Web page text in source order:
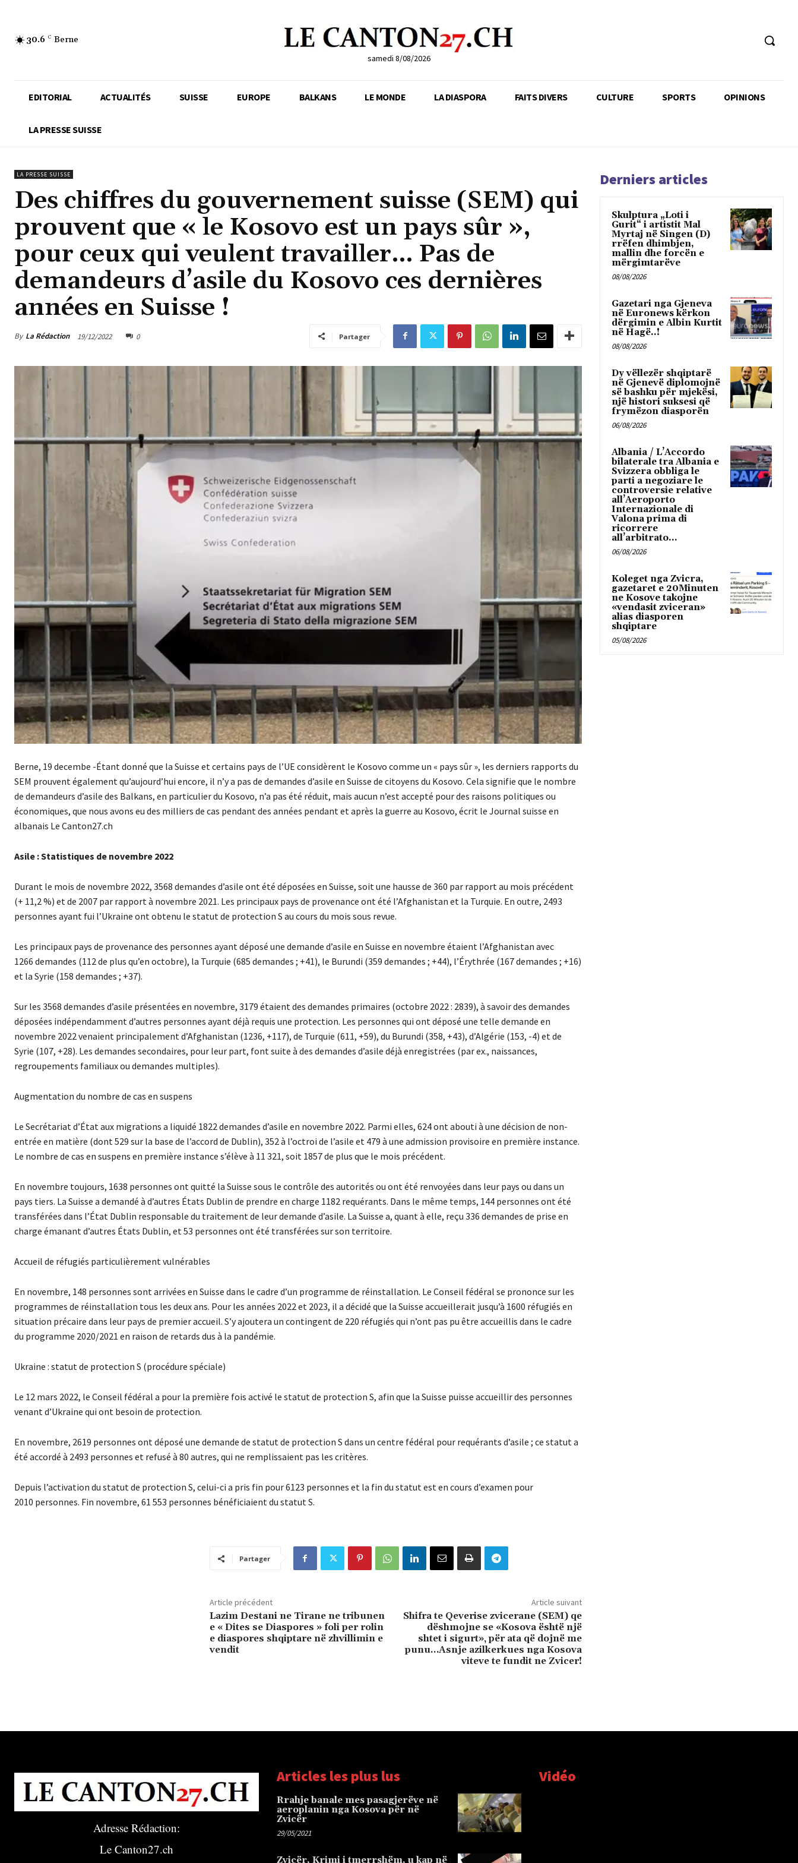
30.6 C Berne
samedi 8/08/2026
EDITORIAL ACTUALITÉS SUISSE EUROPE BALKANS LE MONDE LA DIASPORA FAITS DIVERS CULTURE SPORTS OPINIONS
LA PRESSE SUISSE
LA PRESSE SUISSE
Des chiffres du gouvernement suisse (SEM) qui
prouvent que « le Kosovo est un pays sûr »,
pour ceux qui veulent travailler… Pas de
demandeurs d’asile du Kosovo ces dernières
années en Suisse !
By La Rédaction 19/12/2022 0 Partager
Berne, 19 decembe -Étant donné que la Suisse et certains pays de l’UE considèrent le Kosovo comme un « pays sûr », les derniers rapports du
SEM prouvent également qu’aujourd’hui encore, il n’y a pas de demandes d’asile en Suisse de citoyens du Kosovo. Cela signifie que le nombre
de demandeurs d’asile des Balkans, en particulier du Kosovo, n’a pas été réduit, mais aucun n’est accepté pour des raisons politiques ou
économiques, que nous avons eu des milliers de cas pendant des années pendant et après la guerre au Kosovo, écrit le Journal suisse en
albanais Le Canton27.ch
Asile : Statistiques de novembre 2022
Durant le mois de novembre 2022, 3568 demandes d’asile ont été déposées en Suisse, soit une hausse de 360 par rapport au mois précédent
(+ 11,2 %) et de 2007 par rapport à novembre 2021. Les principaux pays de provenance ont été l’Afghanistan et la Turquie. En outre, 2493
personnes ayant fui l’Ukraine ont obtenu le statut de protection S au cours du mois sous revue.
Les principaux pays de provenance des personnes ayant déposé une demande d’asile en Suisse en novembre étaient l’Afghanistan avec
1266 demandes (112 de plus qu’en octobre), la Turquie (685 demandes ; +41), le Burundi (359 demandes ; +44), l’Érythrée (167 demandes ; +16)
et la Syrie (158 demandes ; +37).
Sur les 3568 demandes d’asile présentées en novembre, 3179 étaient des demandes primaires (octobre 2022 : 2839), à savoir des demandes
déposées indépendamment d’autres personnes ayant déjà requis une protection. Les personnes qui ont déposé une telle demande en
novembre 2022 venaient principalement d’Afghanistan (1236, +117), de Turquie (611, +59), du Burundi (358, +43), d’Algérie (153, -4) et de
Syrie (107, +28). Les demandes secondaires, pour leur part, font suite à des demandes d’asile déjà enregistrées (par ex., naissances,
regroupements familiaux ou demandes multiples).
Augmentation du nombre de cas en suspens
Le Secrétariat d’État aux migrations a liquidé 1822 demandes d’asile en novembre 2022. Parmi elles, 624 ont abouti à une décision de non-
entrée en matière (dont 529 sur la base de l’accord de Dublin), 352 à l’octroi de l’asile et 479 à une admission provisoire en première instance.
Le nombre de cas en suspens en première instance s’élève à 11 321, soit 1857 de plus que le mois précédent.
En novembre toujours, 1638 personnes ont quitté la Suisse sous le contrôle des autorités ou ont été renvoyées dans leur pays ou dans un
pays tiers. La Suisse a demandé à d’autres États Dublin de prendre en charge 1182 requérants. Dans le même temps, 144 personnes ont été
transférées dans l’État Dublin responsable du traitement de leur demande d’asile. La Suisse a, quant à elle, reçu 336 demandes de prise en
charge émanant d’autres États Dublin, et 53 personnes ont été transférées sur son territoire.
Accueil de réfugiés particulièrement vulnérables
En novembre, 148 personnes sont arrivées en Suisse dans le cadre d’un programme de réinstallation. Le Conseil fédéral se prononce sur les
programmes de réinstallation tous les deux ans. Pour les années 2022 et 2023, il a décidé que la Suisse accueillerait jusqu’à 1600 réfugiés en
situation précaire dans leur pays de premier accueil. S’y ajoutera un contingent de 220 réfugiés qui n’ont pas pu être accueillis dans le cadre
du programme 2020/2021 en raison de retards dus à la pandémie.
Ukraine : statut de protection S (procédure spéciale)
Le 12 mars 2022, le Conseil fédéral a pour la première fois activé le statut de protection S, afin que la Suisse puisse accueillir des personnes
venant d’Ukraine qui ont besoin de protection.
En novembre, 2619 personnes ont déposé une demande de statut de protection S dans un centre fédéral pour requérants d’asile ; ce statut a
été accordé à 2493 personnes et refusé à 80 autres, qui ne remplissaient pas les critères.
Depuis l’activation du statut de protection S, celui-ci a pris fin pour 6123 personnes et la fin du statut est en cours d’examen pour
2010 personnes. Fin novembre, 61 553 personnes bénéficiaient du statut S.
Partager
Article précédent
Lazim Destani ne Tirane ne tribunen
e « Dites se Diaspores » foli per rolin
e diaspores shqiptare në zhvillimin e
vendit
Article suivant
Shifra te Qeverise zvicerane (SEM) qe
dëshmojne se «Kosova është një
shtet i sigurt», për ata që dojnë me
punu…Asnje azilkerkues nga Kosova
viteve te fundit ne Zvicer!
Derniers articles
Skulptura „Loti i
Gurit“ i artistit Mal
Myrtaj në Singen (D)
rrëfen dhimbjen,
mallin dhe forcën e
mërgimtarëve
08/08/2026
Gazetari nga Gjeneva
në Euronews kërkon
dërgimin e Albin Kurtit
në Hagë..!
08/08/2026
Dy vëllezër shqiptarë
në Gjenevë diplomojnë
së bashku për mjekësi,
një histori suksesi që
frymëzon diasporën
06/08/2026
Albania / L’Accordo
bilaterale tra Albania e
Svizzera obbliga le
parti a negoziare le
controversie relative
all’Aeroporto
Internazionale di
Valona prima di
ricorrere
all’arbitrato...
06/08/2026
Koleget nga Zvicra,
gazetaret e 20Minuten
ne Kosove takojne
«vendasit zviceran»
alias diasporen
shqiptare
05/08/2026
Adresse Rédaction:
Le Canton27.ch
Articles les plus lus
Rrahje banale mes pasagjerëve në
aeroplanin nga Kosova për në
Zvicër
29/05/2021
Zvicër, Krimi i tmerrshëm, u kap në
Vidéo